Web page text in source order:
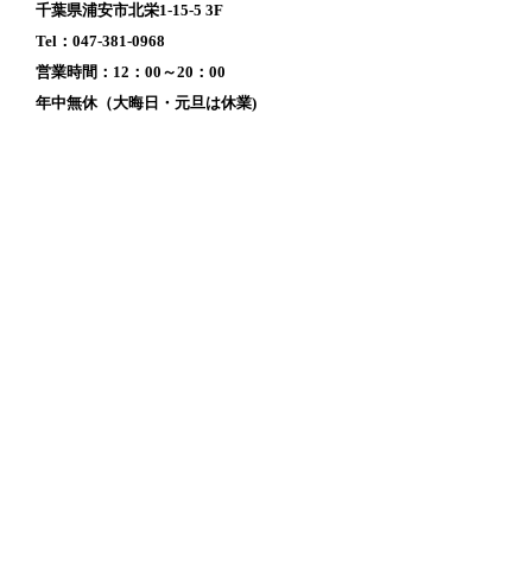
千葉県浦安市北栄1-15-5 3F
Tel：047-381-0968
営業時間：12：00～20：00
年中無休（大晦日・元旦は休業)